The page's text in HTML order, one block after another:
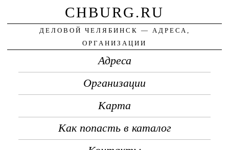
CHBURG.RU
ДЕЛОВОЙ ЧЕЛЯБИНСК — АДРЕСА,
ОРГАНИЗАЦИИ
Адреса
Организации
Карта
Как попасть в каталог